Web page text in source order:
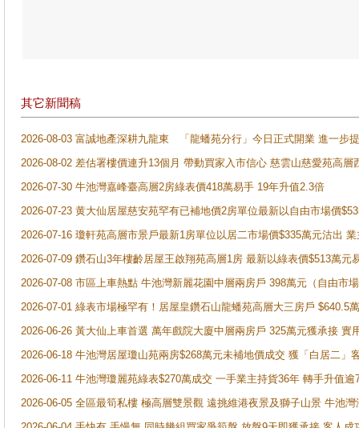
其它新聞稿
2026-08-03 富誠地產深耕九龍東 「龍蟠苑分行」今日正式開業 進一步
2026-08-02 差估署樓價連升13個月 帶動買家入市信心 慈雲山慈愛苑高層
2026-07-30 牛池灣嘉峰臺高層2房綠表價418萬易手 19年升值2.3倍
2026-07-23 黄大仙居屋慈安苑罕有已補地價2房單位最新以自由市場價
2026-07-16 瓊軒苑高層市景戶最新1房單位以居二市場價$335萬元沽出
2026-07-09 鑽石山3年樓齡居屋王啟翔苑高層1房 最新以綠表價$513萬元
2026-07-08 市區上車熱點 牛池灣新麗花園中層兩房戶 398萬元（自由市
2026-07-01 綠表市場極罕有！居屋皇鑽石山龍蟠苑高層大三房戶
2026-06-26 黃大仙上車首選 萬年戲院大廈中層兩房戶 325萬元獲承接 實
2026-06-18 牛池灣居屋瓊山苑兩房$268萬元未補地價成交 獲「白居二」
2026-06-11 牛池灣瓊麗苑綠表$270萬成交 一手業主持貨36年 轉手升值逾
2026-06-05 全區最筍私樓 極高層雙景觀 遠挑維港夜景及獅子山景 牛池